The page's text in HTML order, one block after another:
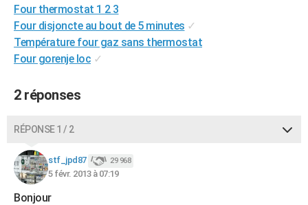
CARTE DE VOEUX
Carte de Noël
Carte Bonne année
Carte Saint-Valentin
Carte Pâques
Carte d'anniversaire
DICTIONNAIRE
Dictionnaire
Biographies
Citations
Expressions
Proverbes
PROGRAMME TV
COPAINS D'AVANT
FORUM
Bricolage
Lifestyle
Culture
Sport
Auto
Television
Voyage
Cinema
Four thermostat 1 2 3
Four disjoncte au bout de 5 minutes ✓
Température four gaz sans thermostat
Four gorenje loc ✓
2 réponses
RÉPONSE 1 / 2
stf_jpd87 29 968
5 févr. 2013 à 07:19
Bonjour